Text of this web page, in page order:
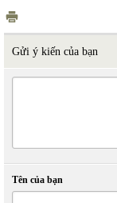
Gửi ý kiến của bạn
Tên của bạn